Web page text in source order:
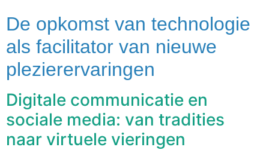
De opkomst van technologie
als facilitator van nieuwe
plezierervaringen
Digitale communicatie en
sociale media: van tradities
naar virtuele vieringen